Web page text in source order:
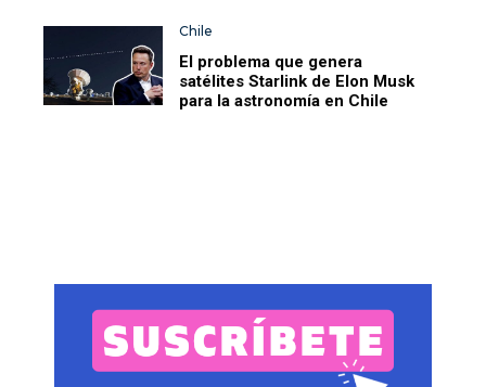
Chile
El problema que genera
satélites Starlink de Elon Musk
para la astronomía en Chile